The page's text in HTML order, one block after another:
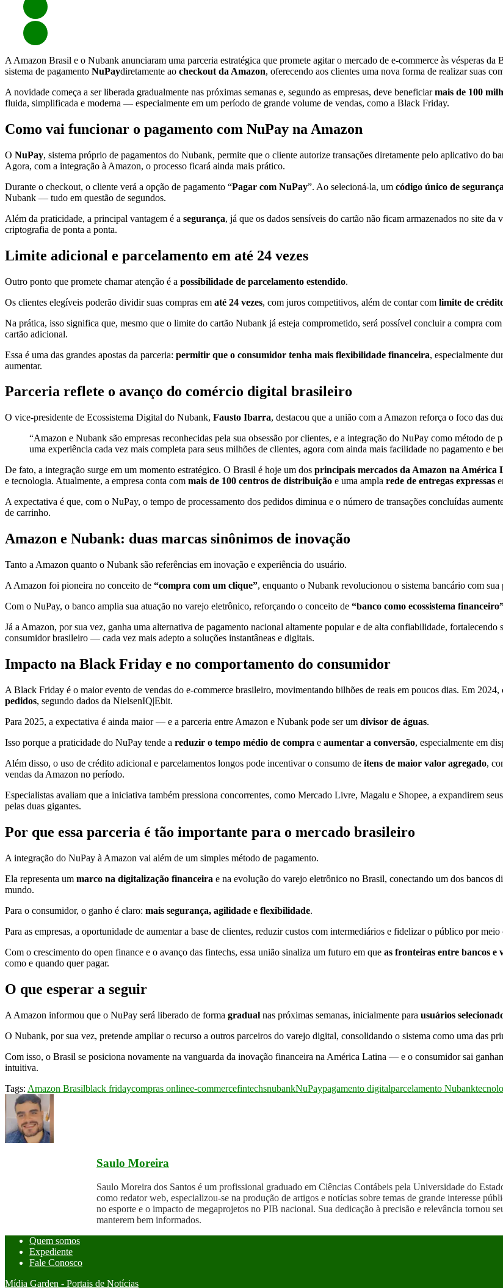
A Amazon Brasil e o Nubank anunciaram uma parceria estratégica que promete agitar o mercado de e-commerce às vésperas
sistema de pagamento NuPaydiretamente ao checkout da Amazon, oferecendo aos clientes uma nova forma de realizar suas
A novidade começa a ser liberada gradualmente nas próximas semanas e, segundo as empresas, deve beneficiarmais de 100
fluida, simplificada e moderna — especialmente em um período de grande volume de vendas, como a Black Friday.
Como vai funcionar o pagamento com NuPay na Amazon
O NuPay, sistema próprio de pagamentos do Nubank, permite que o cliente autorize transações diretamente pelo aplicativo do
Agora, com a integração à Amazon, o processo ficará ainda mais prático.
Durante o checkout, o cliente verá a opção de pagamento “Pagar com NuPay”. Ao selecioná-la, um código único de segurança
Nubank — tudo em questão de segundos.
Além da praticidade, a principal vantagem é a segurança, já que os dados sensíveis do cartão não ficam armazenados no site
criptografia de ponta a ponta.
Limite adicional e parcelamento em até 24 vezes
Outro ponto que promete chamar atenção é a possibilidade de parcelamento estendido.
Os clientes elegíveis poderão dividir suas compras em até 24 vezes, com juros competitivos, além de contar com limite de
Na prática, isso significa que, mesmo que o limite do cartão Nubank já esteja comprometido, será possível concluir a compra
cartão adicional.
Essa é uma das grandes apostas da parceria: permitir que o consumidor tenha mais flexibilidade financeira, especialmente
aumentar.
Parceria reflete o avanço do comércio digital brasileiro
O vice-presidente de Ecossistema Digital do Nubank, Fausto Ibarra, destacou que a união com a Amazon reforça o foco das
“Amazon e Nubank são empresas reconhecidas pela sua obsessão por clientes, e a integração do NuPay como método de
uma experiência cada vez mais completa para seus milhões de clientes, agora com ainda mais facilidade no pagamento e
De fato, a integração surge em um momento estratégico. O Brasil é hoje um dos principais mercados da Amazon na América
e tecnologia. Atualmente, a empresa conta com mais de 100 centros de distribuição e uma ampla rede de entregas expressas
A expectativa é que, com o NuPay, o tempo de processamento dos pedidos diminua e o número de transações concluídas
de carrinho.
Amazon e Nubank: duas marcas sinônimos de inovação
Tanto a Amazon quanto o Nubank são referências em inovação e experiência do usuário.
A Amazon foi pioneira no conceito de “compra com um clique”, enquanto o Nubank revolucionou o sistema bancário com
Com o NuPay, o banco amplia sua atuação no varejo eletrônico, reforçando o conceito de “banco como ecossistema
Já a Amazon, por sua vez, ganha uma alternativa de pagamento nacional altamente popular e de alta confiabilidade, fortalecendo
consumidor brasileiro — cada vez mais adepto a soluções instantâneas e digitais.
Impacto na Black Friday e no comportamento do consumidor
A Black Friday é o maior evento de vendas do e-commerce brasileiro, movimentando bilhões de reais em poucos dias. Em
pedidos, segundo dados da NielsenIQ|Ebit.
Para 2025, a expectativa é ainda maior — e a parceria entre Amazon e Nubank pode ser um divisor de águas.
Isso porque a praticidade do NuPay tende a reduzir o tempo médio de compra e aumentar a conversão, especialmente em
Além disso, o uso de crédito adicional e parcelamentos longos pode incentivar o consumo de itens de maior valor agregado,
vendas da Amazon no período.
Especialistas avaliam que a iniciativa também pressiona concorrentes, como Mercado Livre, Magalu e Shopee, a expandirem
pelas duas gigantes.
Por que essa parceria é tão importante para o mercado brasileiro
A integração do NuPay à Amazon vai além de um simples método de pagamento.
Ela representa um marco na digitalização financeira e na evolução do varejo eletrônico no Brasil, conectando um dos bancos
mundo.
Para o consumidor, o ganho é claro: mais segurança, agilidade e flexibilidade.
Para as empresas, a oportunidade de aumentar a base de clientes, reduzir custos com intermediários e fidelizar o público por
Com o crescimento do open finance e o avanço das fintechs, essa união sinaliza um futuro em que as fronteiras entre bancos e
como e quando quer pagar.
O que esperar a seguir
A Amazon informou que o NuPay será liberado de forma gradual nas próximas semanas, inicialmente para usuários
O Nubank, por sua vez, pretende ampliar o recurso a outros parceiros do varejo digital, consolidando o sistema como uma das
Com isso, o Brasil se posiciona novamente na vanguarda da inovação financeira na América Latina — e o consumidor sai
intuitiva.
Tags: Amazon Brasilblack fridaycompras onlinee-commercefintechsnubankNuPaypagamento digitalparcelamento Nubank
Saulo Moreira
Saulo Moreira dos Santos é um profissional graduado em Ciências Contábeis pela Universidade do
como redator web, especializou-se na produção de artigos e notícias sobre temas de grande interesse
no esporte e o impacto de megaprojetos no PIB nacional. Sua dedicação à precisão e relevância tornou
manterem bem informados.
Quem somos
Expediente
Fale Conosco
Mídia Garden - Portais de Notícias